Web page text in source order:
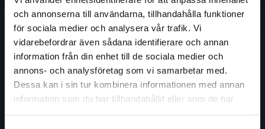
och annonserna till användarna, tillhandahålla funktioner
för sociala medier och analysera vår trafik. Vi
vidarebefordrar även sådana identifierare och annan
information från din enhet till de sociala medier och
annons- och analysföretag som vi samarbetar med.
Dessa kan i sin tur kombinera informationen med annan
information som du har tillhandahållit eller som de har
Begränsad fraktregion
Det verkar som att du besöker
Kontakta oss
Kontakta oss
046-31 20 00
Box 141